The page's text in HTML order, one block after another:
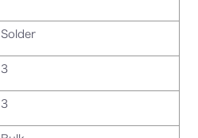
Solder
3
3